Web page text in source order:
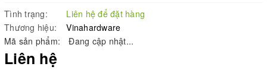
Tình trạng:
Liên hệ để đặt hàng
Thương hiệu:
Vinahardware
Mã sản phẩm:
Đang cập nhật...
Liên hệ